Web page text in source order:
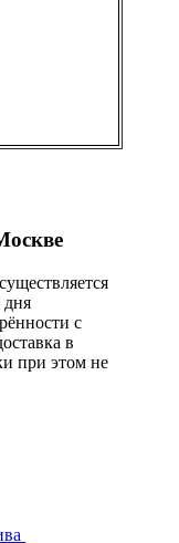
дня
с
в
при этом не